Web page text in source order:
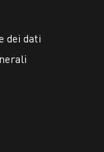
dei dati